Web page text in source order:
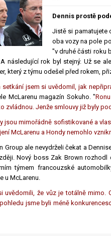
Dennis prostě
Jistě si pamatujete
oba vozy na pole
"v druhé části roku
následující rok byl stejný. Už se
který z týmu odešel před rokem,
setkání jsem si uvědomil, jak
McLarenu magazín Sokuho. "
zvládnou. Jenže smlouvy již byly
jsou mimořádně sofistikované a
McLarenu a Hondy nemohlo
Group ale nevydrželi čekat a
Nový boss Zak Brown rozhodl
týmem francouzské
u McLarenu.
uvědomili, že vůz je totálně mimo.
jsme byli méně